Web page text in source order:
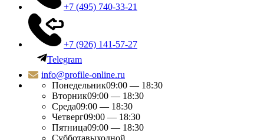
+7 (495) 740-33-21
+7 (926) 141-57-27
Telegram
info@profile-online.ru
Понедельник09:00 — 18:30
Вторник09:00 — 18:30
Среда09:00 — 18:30
Четверг09:00 — 18:30
Пятница09:00 — 18:30
Субботавыходной